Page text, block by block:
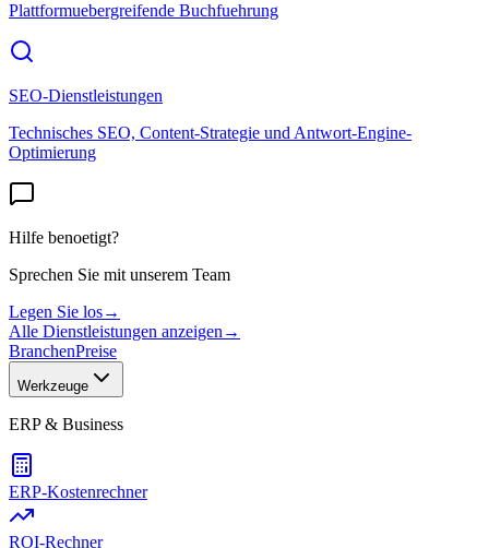
Plattformuebergreifende Buchfuehrung
SEO-Dienstleistungen
Technisches SEO, Content-Strategie und Antwort-Engine-
Optimierung
Hilfe benoetigt?
Sprechen Sie mit unserem Team
Legen Sie los→
Alle Dienstleistungen anzeigen →
BranchenPreise
Werkzeuge
ERP & Business
ERP-Kostenrechner
ROI-Rechner